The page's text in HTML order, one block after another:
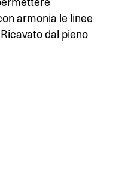
armonia le linee
dal pieno